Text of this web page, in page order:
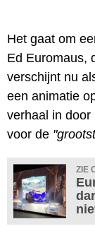
Het gaat om
Ed Euromaus,
verschijnt nu
een animatie
verhaal in door
voor de
ZIE